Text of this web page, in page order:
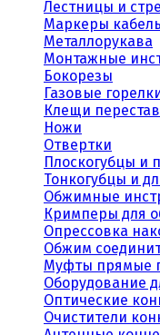
Лестницы и
Маркеры
Металлорукава
Монтажные
Бокорезы
Газовые
Клещи
Ножи
Отвертки
Плоскогубцы и
Тонкогубцы и
Обжимные
Кримперы для
Опрессовка
Обжим
Муфты прямые
Оборудование
Оптические
Очистители